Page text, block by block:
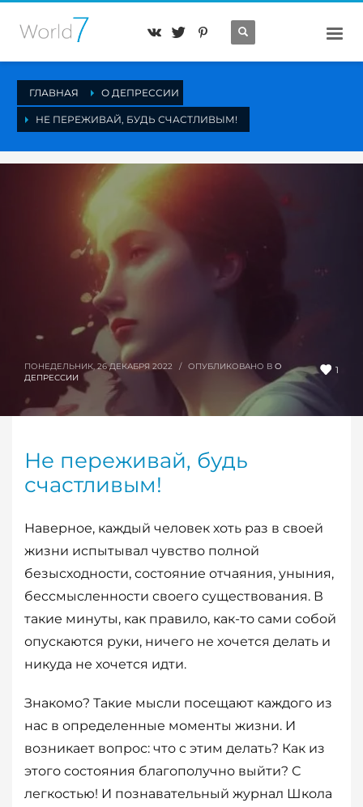
ГЛАВНАЯ О ДЕПРЕССИИ
НЕ ПЕРЕЖИВАЙ, БУДЬ СЧАСТЛИВЫМ!
1
ПОНЕДЕЛЬНИК, 26 ДЕКАБРЯ 2022 / ОПУБЛИКОВАНО В О
ДЕПРЕССИИ
Не переживай, будь
счастливым!
Наверное, каждый человек хоть раз в своей
жизни испытывал чувство полной
безысходности, состояние отчаяния, уныния,
бессмысленности своего существования. В
такие минуты, как правило, как-то сами собой
опускаются руки, ничего не хочется делать и
никуда не хочется идти.
Знакомо? Такие мысли посещают каждого из
нас в определенные моменты жизни. И
возникает вопрос: что с этим делать? Как из
этого состояния благополучно выйти? С
легкостью! И познавательный журнал Школа